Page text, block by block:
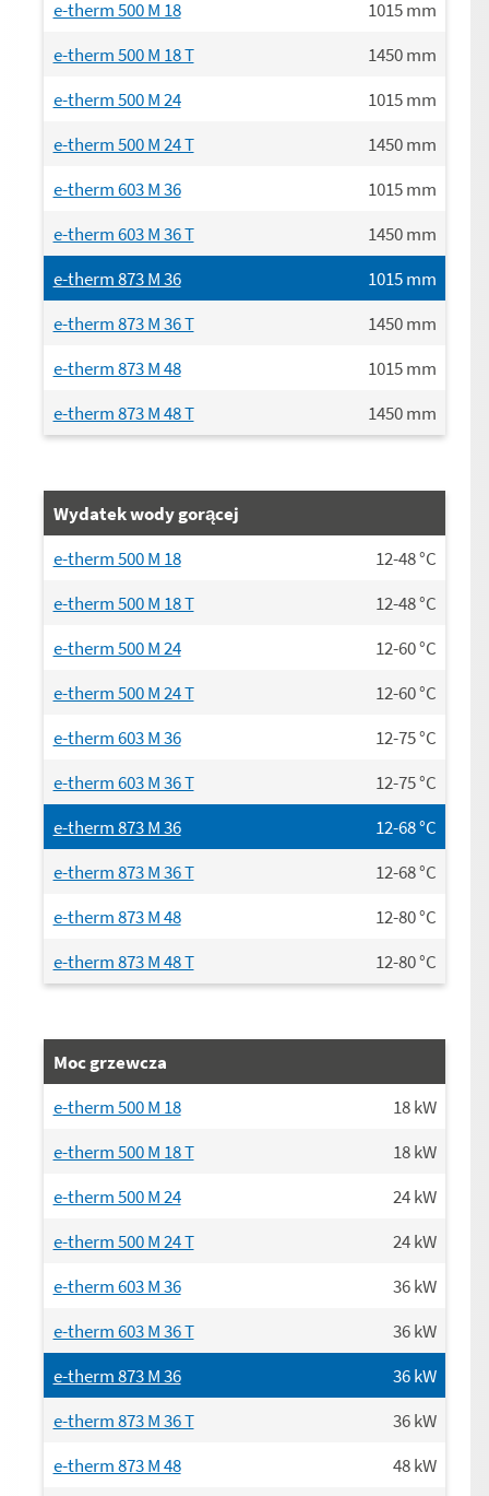
e-therm 500 M 18 1015mm
e-therm 500 M 18 T
1450mm
e-therm 500 M 24
1015mm
e-therm 500 M 24 T
1450mm
e-therm 603 M 36
1015mm
e-therm 603 M 36 T
1450mm
e-therm 873 M 36
1015mm
e-therm 873 M 36 T
1450mm
e-therm 873 M 48
1015mm
e-therm 873 M 48 T
1450mm
Wydatek wody gorącej
e-therm 500 M 18
12-48°C
e-therm 500 M 18 T
12-48°C
e-therm 500 M 24
12-60°C
e-therm 500 M 24 T
12-60°C
e-therm 603 M 36
12-75°C
e-therm 603 M 36 T
12-75°C
e-therm 873 M 36
12-68°C
e-therm 873 M 36 T
12-68°C
e-therm 873 M 48
12-80°C
e-therm 873 M 48 T
12-80°C
Moc grzewcza
e-therm 500 M 18
18kW
e-therm 500 M 18 T
18kW
e-therm 500 M 24
24kW
e-therm 500 M 24 T
24kW
e-therm 603 M 36
36kW
e-therm 603 M 36 T
36kW
e-therm 873 M 36
36kW
e-therm 873 M 36 T
36kW
e-therm 873 M 48
48kW